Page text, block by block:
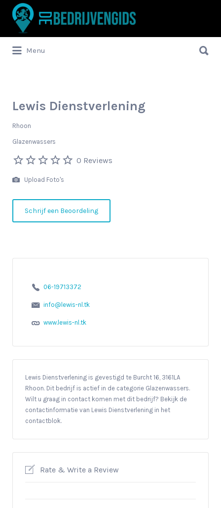
Zoek
naar:
Menu
naar:
Lewis Dienstverlening
Rhoon
Glazenwassers
0 Reviews
Upload Foto's
Schrijf een Beoordeling
06-19713372
info@lewis-nl.tk
www.lewis-nl.tk
Lewis Dienstverlening is gevestigd te Burcht 16, 3161LA
Rhoon. Dit bedrijf is actief in de categorie Glazenwassers.
Wilt u graag in contact komen met dit bedrijf? Bekijk de
contactinformatie van Lewis Dienstverlening in het
contactblok.
Rate & Write a Review